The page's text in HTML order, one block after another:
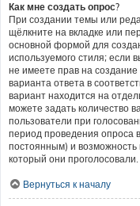
Как мне создать опрос?
При создании темы или
щёлкните на вкладке или
основной формой для
используемого стиля; если
не имеете прав на
варианта ответа в
вариант находится на
можете задать количество
пользователи при
период проведения опроса
постоянным) и возможность
который они проголосовали.
Вернуться к началу